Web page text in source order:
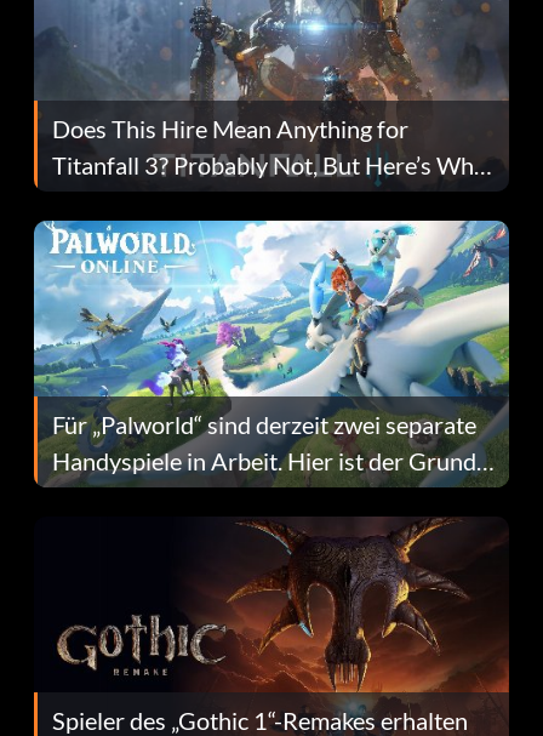
Does This Hire Mean Anything for
Titanfall 3? Probably Not, But Here’s Why
Fans Are Hopeful
Für „Palworld“ sind derzeit zwei separate
Handyspiele in Arbeit. Hier ist der Grund
dafür.
Spieler des „Gothic 1“-Remakes erhalten